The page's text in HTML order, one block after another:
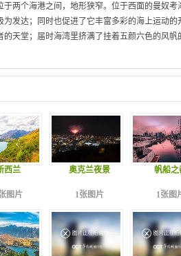
两个海港之间，地形狭窄。位于西面的曼奴
发达；同时也促进了它丰富多彩的海上运动
的天堂；届时海湾里挤满了挂着五颜六色的风
剧院、酒店和商店还有一流的餐馆和很多的娱
西兰
图片
奥克兰夜景
1张图片
帆船之
1张图